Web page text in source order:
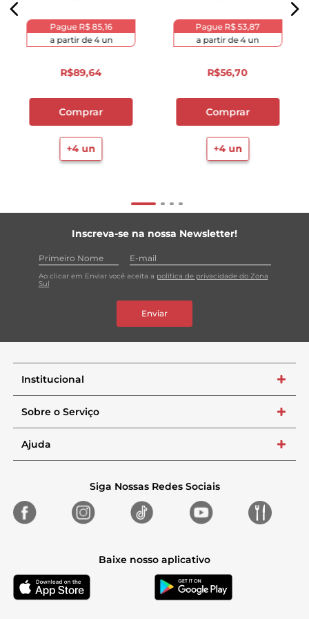
Pague R$ 85,16
a partir de4un
R$89,64
Comprar
+4un
Pague R$ 53,87
a partir de4un
R$56,70
Comprar
+4un
Inscreva-se na nossa Newsletter!
Ao clicar em Enviar você aceita a política de privacidade do Zona
Sul
Enviar
Institucional +
Sobre o Serviço +
Ajuda +
Siga Nossas Redes Sociais
Baixe nosso aplicativo